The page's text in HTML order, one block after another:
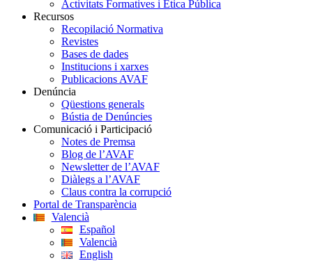
Activitats Formatives i Ètica Pública
Recursos
Recopilació Normativa
Revistes
Bases de dades
Institucions i xarxes
Publicacions AVAF
Denúncia
Qüestions generals
Bústia de Denúncies
Comunicació i Participació
Notes de Premsa
Blog de l’AVAF
Newsletter de l’AVAF
Diàlegs a l’AVAF
Claus contra la corrupció
Portal de Transparència
Valencià
Español
Valencià
English